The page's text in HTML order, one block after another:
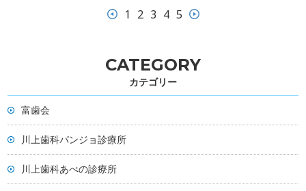
1 2 3 4 5
CATEGORY
カテゴリー
富歯会
川上歯科パンジョ診療所
川上歯科あべの診療所